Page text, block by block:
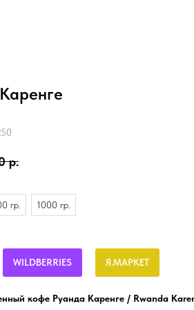
р.
гр. 1000 гр.
WILDBERRIES Я.МАРКЕТ
кофе Руанда Каренге / Rwanda